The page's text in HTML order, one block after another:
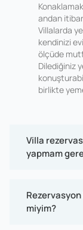
andan
Villalarda
kendinizi
ölçüde
Dilediğiniz
birlikte
Villa
yapmam
miyim?